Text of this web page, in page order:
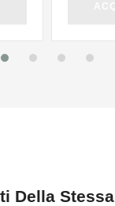
Della Stessa